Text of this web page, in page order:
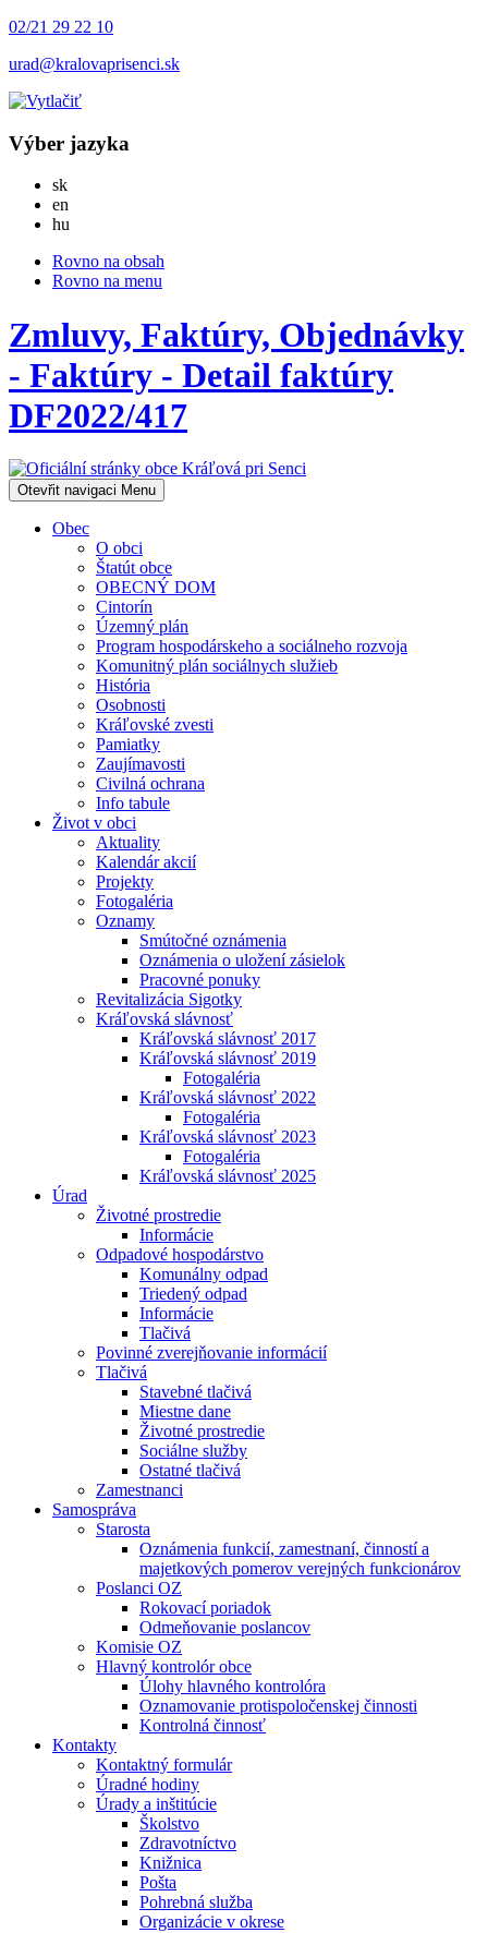
02/21 29 22 10
urad@kralovaprisenci.sk
Výber jazyka
skSlovensky
en
hu
Rovno na obsah
Rovno na menu
Zmluvy, Faktúry, Objednávky
- Faktúry - Detail faktúry
DF2022/417
Otevřit navigaci Menu
Obec
O obci
Štatút obce
OBECNÝ DOM
Cintorín
Územný plán
Program hospodárskeho a sociálneho rozvoja
Komunitný plán sociálnych služieb
História
Osobnosti
Kráľovské zvesti
Pamiatky
Zaujímavosti
Civilná ochrana
Info tabule
Život v obci
Aktuality
Kalendár akcií
Projekty
Fotogaléria
Oznamy
Smútočné oznámenia
Oznámenia o uložení zásielok
Pracovné ponuky
Revitalizácia Sigotky
Kráľovská slávnosť
Kráľovská slávnosť 2017
Kráľovská slávnosť 2019
Fotogaléria
Kráľovská slávnosť 2022
Fotogaléria
Kráľovská slávnosť 2023
Fotogaléria
Kráľovská slávnosť 2025
Úrad
Životné prostredie
Informácie
Odpadové hospodárstvo
Komunálny odpad
Triedený odpad
Informácie
Tlačivá
Povinné zverejňovanie informácií
Tlačivá
Stavebné tlačivá
Miestne dane
Životné prostredie
Sociálne služby
Ostatné tlačivá
Zamestnanci
Samospráva
Starosta
Oznámenia funkcií, zamestnaní, činností a
majetkových pomerov verejných funkcionárov
Poslanci OZ
Rokovací poriadok
Odmeňovanie poslancov
Komisie OZ
Hlavný kontrolór obce
Úlohy hlavného kontrolóra
Oznamovanie protispoločenskej činnosti
Kontrolná činnosť
Kontakty
Kontaktný formulár
Úradné hodiny
Úrady a inštitúcie
Školstvo
Zdravotníctvo
Knižnica
Pošta
Pohrebná služba
Organizácie v okrese